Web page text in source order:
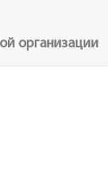
организации